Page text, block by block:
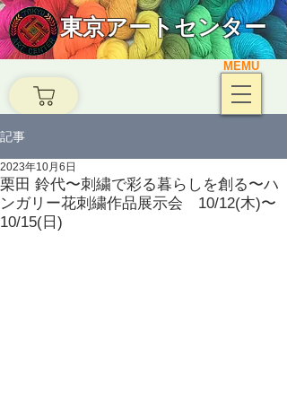
東京アートセンター
MEMU
記事
栗田 鈴代〜刺繍で彩る暮らしを創る〜ハ
ンガリー花刺繍作品展示会 10/12(木)〜
10/15(日)
2023年10月6日